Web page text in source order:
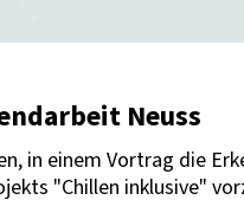
Neuss
in einem Vortrag die
"Chillen inklusive"